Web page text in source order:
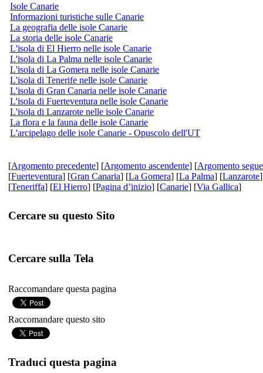
Isole Canarie
Informazioni turistiche sulle Canarie
La geografia delle isole Canarie
La storia delle isole Canarie
L'isola di El Hierro nelle isole Canarie
L'isola di La Palma nelle isole Canarie
L'isola di La Gomera nelle isole Canarie
L'isola di Tenerife nelle isole Canarie
L'isola di Gran Canaria nelle isole Canarie
L'isola di Fuerteventura nelle isole Canarie
L'isola di Lanzarote nelle isole Canarie
La flora e la fauna delle isole Canarie
L'arcipelago delle isole Canarie - Opuscolo dell'UT
[Argomento precedente] [Argomento ascendente] [Argomento
[Fuerteventura] [Gran Canaria] [La Gomera] [La Palma] [Lanzarote]
[Teneriffa] [El Hierro] [Pagina d’inizio] [Canarie] [Via Gallica]
Cercare su questo Sito
Cercare sulla Tela
Raccomandare questa pagina
Raccomandare questo sito
Traduci questa pagina